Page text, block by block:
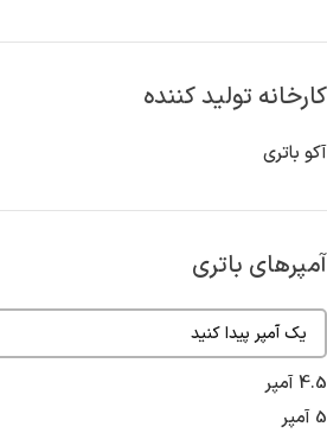
کارخانه تولید کننده
آکو باتری
آمپرهای باتری
4.5 آمپر
5 آمپر